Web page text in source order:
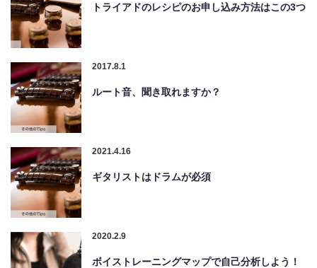
トライアドのレシピのお申し込み方法はこの3つ
2017.8.1
ルート音、聞き取れますか？
2021.4.16
ギタリストはドラムが必須
2020.2.9
ボイストレーニングマップで自己分析しよう！